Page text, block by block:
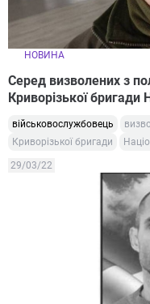
НОВИНА
Серед визволених з
Криворізької
військовослужбовець
Криворізької бригади
29/03/22